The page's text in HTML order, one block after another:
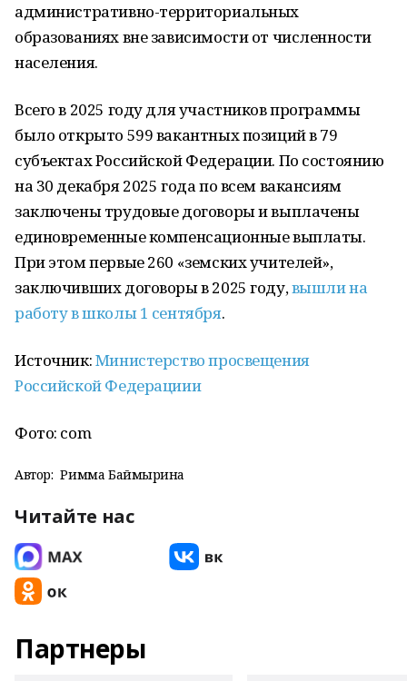
административно-территориальных
образованиях вне зависимости от численности
населения.
Всего в 2025 году для участников программы
было открыто 599 вакантных позиций в 79
субъектах Российской Федерации. По состоянию
на 30 декабря 2025 года по всем вакансиям
заключены трудовые договоры и выплачены
единовременные компенсационные выплаты.
При этом первые 260 «земских учителей»,
заключивших договоры в 2025 году,вышли на
работу в школы 1 сентября.
Источник:Министерство просвещения
Российской Федерациии
Фото: com
Автор: Римма Баймырҙина
Читайте нас
Партнеры